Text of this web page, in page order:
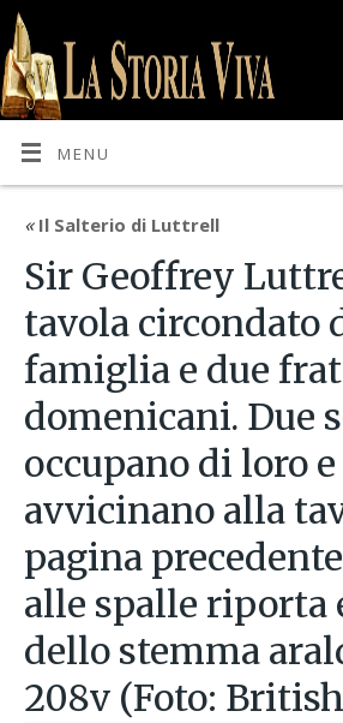
MENU
«Il Salterio di Luttrell
Sir Geoffrey
tavola circondato
famiglia e due
domenicani. Due
occupano di loro
avvicinano alla
pagina
alle spalle riporta
dello stemma
208v (Foto: